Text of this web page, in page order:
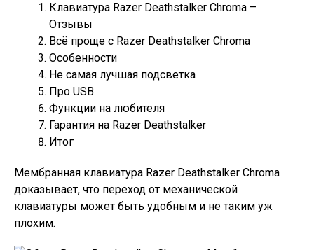
Клавиатура Razer Deathstalker Chroma –
Отзывы
Всё проще с Razer Deathstalker Chroma
Особенности
Не самая лучшая подсветка
Про USB
Функции на любителя
Гарантия на Razer Deathstalker
Итог
Мембранная клавиатура Razer Deathstalker Chroma
доказывает, что переход от механической
клавиатуры может быть удобным и не таким уж
плохим.